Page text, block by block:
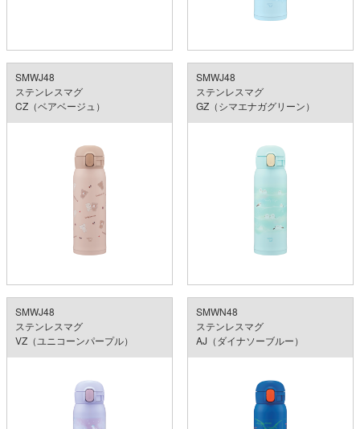
SMWJ48
ステンレスマグ
CZ（ベアベージュ）
SMWJ48
ステンレスマグ
GZ（シマエナガグリーン）
SMWJ48
ステンレスマグ
VZ（ユニコーンパープル）
SMWN48
ステンレスマグ
AJ（ダイナソーブルー）